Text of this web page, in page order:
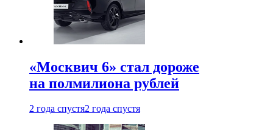
«Москвич 6» стал дороже
на полмилиона рублей
2 года спустя2 года спустя